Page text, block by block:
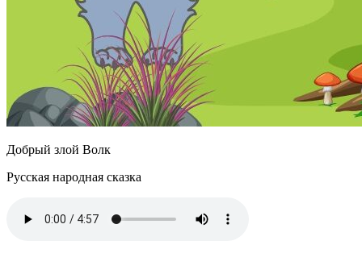
Добрый злой Волк
Русская народная сказка